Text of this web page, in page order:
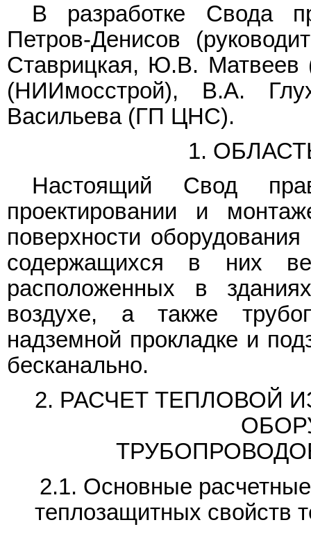
В разработке Свода
Петров-Денисов
Ставрицкая, Ю.В. Матвеев
(НИИмосстрой), В.А.
Васильева (ГП ЦНС).
1.
Настоящий Свод
проектировании и
поверхности
содержащихся в них
расположенных в
воздухе, а также
надземной прокладке и
бесканально.
2. РАСЧЕТ ТЕПЛОВОЙ
2.1. Основные
теплозащитных свойств